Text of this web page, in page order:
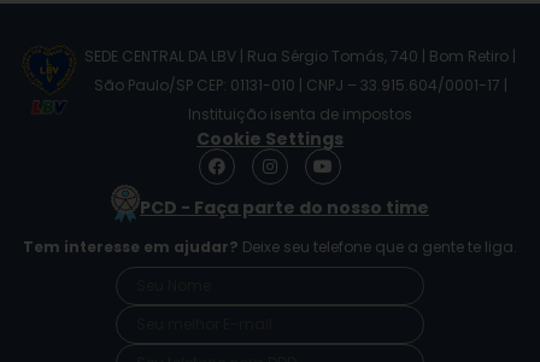
SEDE CENTRAL DA LBV | Rua Sérgio Tomás, 740 | Bom Retiro |
São Paulo/SP CEP: 01131-010 | CNPJ – 33.915.604/0001-17 |
Instituição isenta de impostos
Cookie Settings
F
a
e
o
o
I
n
s
t
g
r
m
Y
o
t
b
e
PCD - Faça parte do nosso time
Tem interesse em ajudar? Deixe seu telefone que a gente te liga.